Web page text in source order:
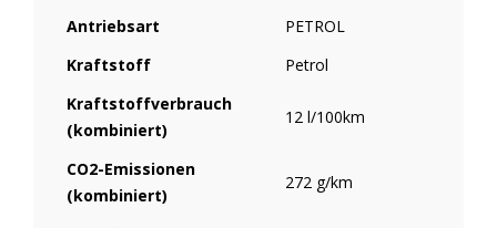
Antriebsart
PETROL
Kraftstoff
Petrol
Kraftstoffverbrauch
(kombiniert)
12 l/100km
CO2-Emissionen
(kombiniert)
272 g/km